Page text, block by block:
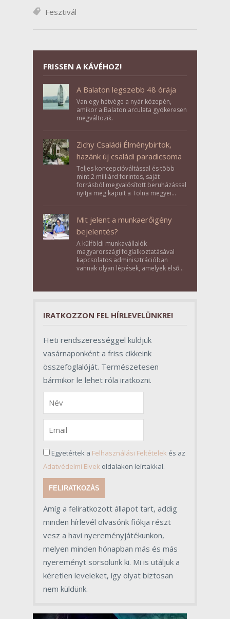
Fesztivál
FRISSEN A KÁVÉHOZ!
A Balaton legszebb 48 órája
Van egy hétvége a nyár közepén,
amikor a Balaton arculata gyökeresen
megváltozik.
Zichy Családi Élménybirtok,
hazánk új családi paradicsoma
Teljes koncepcióváltással és több
mint 2 milliárd forintos, saját
forrásból megvalósított beruházással
nyitja meg kapuit a Tolna megyei
Mit jelent a munkaerőigény
bejelentés?
A külföldi munkavállalók
magyarországi foglalkoztatásával
kapcsolatos adminisztrációban
vannak olyan lépések, amelyek első
szerepet töltenek be az egész
IRATKOZZON FEL HÍRLEVELÜNKRE!
Heti rendszerességgel küldjük
vasárnaponként a friss cikkeink
összefoglalóját. Természetesen
bármikor le lehet róla iratkozni.
Egyetértek a Felhasználási Feltételek és az
Adatvédelmi Elvek oldalakon leírtakkal.
FELIRATKOZÁS
Amíg a feliratkozott állapot tart, addig
minden hírlevél olvasónk fiókja részt
vesz a havi nyereményjátékunkon,
melyen minden hónapban más és más
nyereményt sorsolunk ki. Mi is utáljuk a
kéretlen leveleket, így olyat biztosan
nem küldünk.